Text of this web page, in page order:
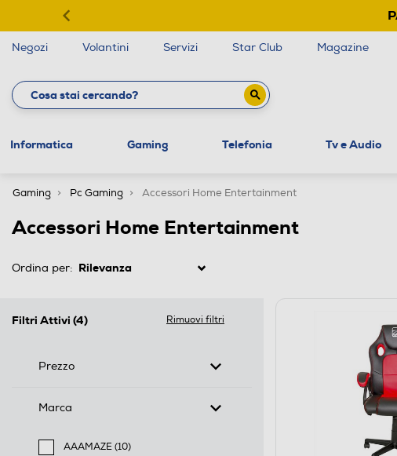
Negozi Volantini Servizi Star Club Magazine
Informatica Gaming Telefonia Tv e Audio
Gaming Pc Gaming Accessori Home Entertainment
Accessori Home Entertainment
Ordina per:
Filtri Attivi (4) Rimuovi filtri
Prezzo
Marca
AAAMAZE (10)